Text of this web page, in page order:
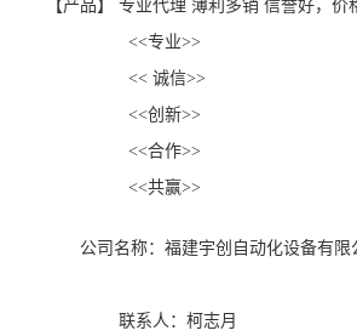
【产品】 专业代理 薄利多销 信誉好，价格
<<专业>>
<< 诚信>>
<<创新>>
<<合作>>
<<共赢>>
公司名称：福建宇创自动化设备有限
联系人：柯志月